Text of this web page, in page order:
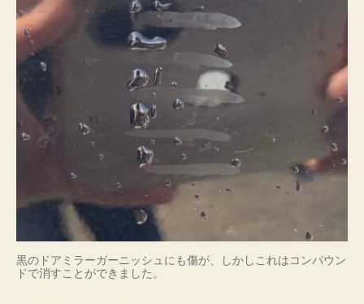
黒のドアミラーガーニッシュにも傷が、しかしこれはコンパウン
ドで消すことができました。